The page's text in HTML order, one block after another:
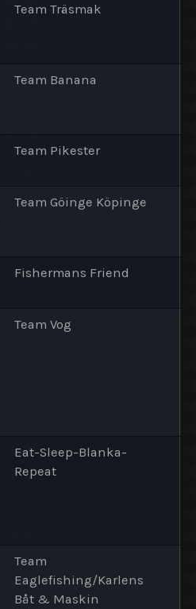
Team Träsmak
Team Banana
Team Pikester
Team Göinge Köpinge
Fishermans Friend
Team Vog
Eat-Sleep-Blanka-
Repeat
Team
Eaglefishing/Karlens
Båt & Maskin